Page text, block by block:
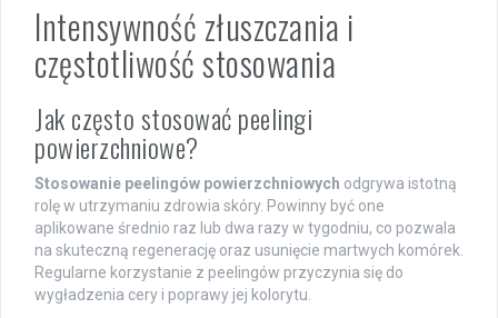
Intensywność złuszczania i
częstotliwość stosowania
Jak często stosować peelingi
powierzchniowe?
Stosowanie peelingów powierzchniowych odgrywa istotną
rolę w utrzymaniu zdrowia skóry. Powinny być one
aplikowane średnio raz lub dwa razy w tygodniu, co pozwala
na skuteczną regenerację oraz usunięcie martwych komórek.
Regularne korzystanie z peelingów przyczynia się do
wygładzenia cery i poprawy jej kolorytu.